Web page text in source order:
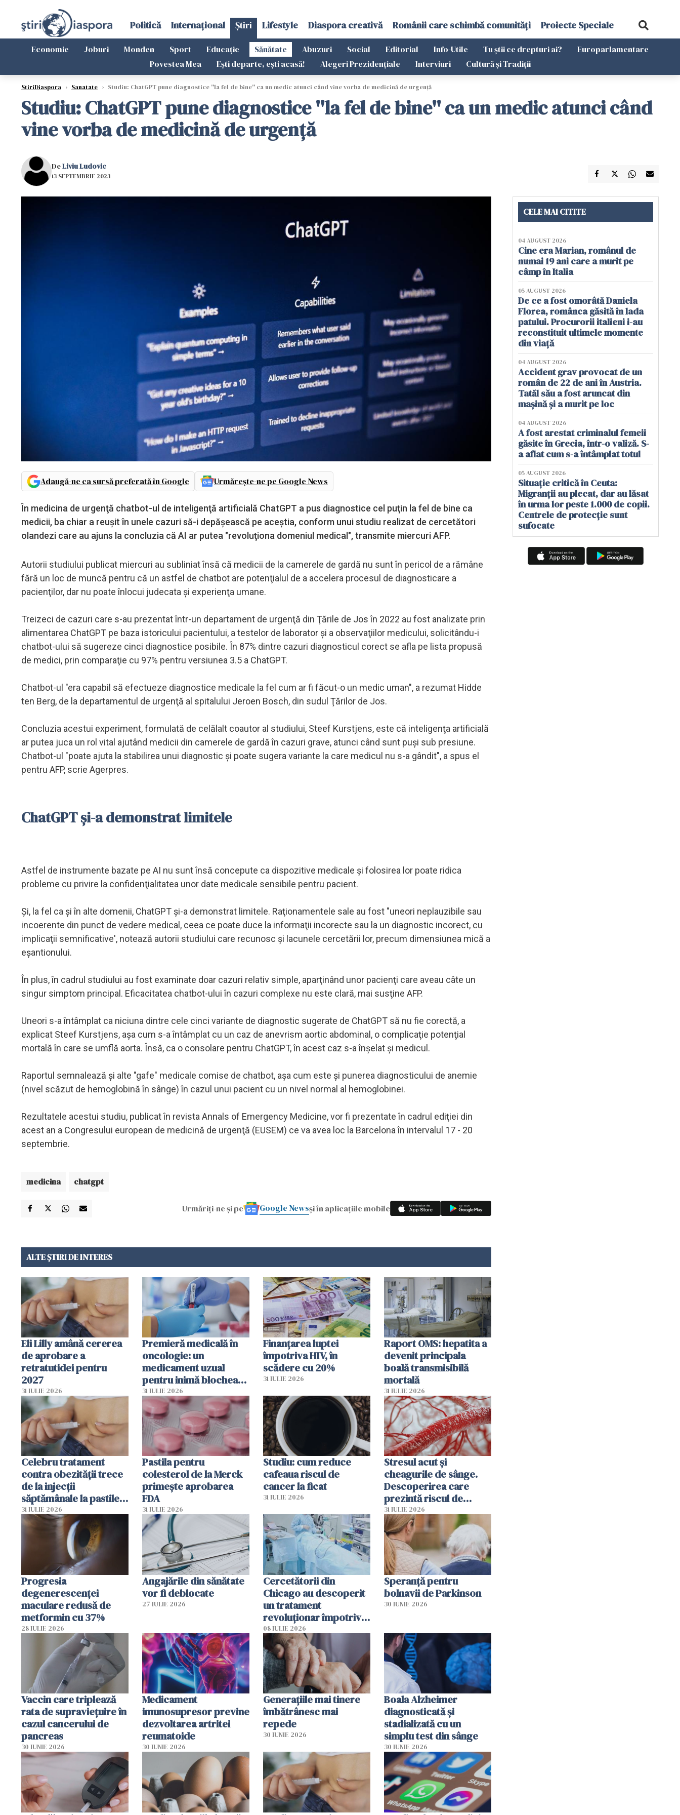
Politică Internațional Știri Lifestyle Diaspora creativă Românii care schimbă comunități Proiecte Speciale
Economie Joburi Monden Sport Educație Sănătate Abuzuri Social Editorial Info-Utile Tu știi ce drepturi ai?
Europarlamentare
Povestea Mea
Ești departe, ești acasă! Alegeri Prezidențiale Interviuri Cultură și Tradiții
StiriDiaspora › Sanatate › Studiu: ChatGPT pune diagnostice ''la fel de bine'' ca un medic atunci când vine vorba de medicină de urgenţă
Studiu: ChatGPT pune diagnostice ''la fel de bine'' ca un medic atunci când
vine vorba de medicină de urgenţă
DeLiviu Ludovic
13 SEPTEMBRIE 2023
Adaugă-ne ca sursă preferată în Google Urmărește-ne pe Google News
În medicina de urgenţă chatbot-ul de inteligenţă artificială ChatGPT a pus diagnostice cel puţin la fel de bine ca
medicii, ba chiar a reuşit în unele cazuri să-i depăşească pe aceştia, conform unui studiu realizat de cercetători
olandezi care au ajuns la concluzia că AI ar putea "revoluţiona domeniul medical", transmite miercuri AFP.
Autorii studiului publicat miercuri au subliniat însă că medicii de la camerele de gardă nu sunt în pericol de a rămâne
fără un loc de muncă pentru că un astfel de chatbot are potenţialul de a accelera procesul de diagnosticare a
pacienţilor, dar nu poate înlocui judecata şi experienţa umane.
Treizeci de cazuri care s-au prezentat într-un departament de urgenţă din Ţările de Jos în 2022 au fost analizate prin
alimentarea ChatGPT pe baza istoricului pacientului, a testelor de laborator şi a observaţiilor medicului, solicitându-i
chatbot-ului să sugereze cinci diagnostice posibile. În 87% dintre cazuri diagnosticul corect se afla pe lista propusă
de medici, prin comparaţie cu 97% pentru versiunea 3.5 a ChatGPT.
Chatbot-ul "era capabil să efectueze diagnostice medicale la fel cum ar fi făcut-o un medic uman", a rezumat Hidde
ten Berg, de la departamentul de urgenţă al spitalului Jeroen Bosch, din sudul Ţărilor de Jos.
Concluzia acestui experiment, formulată de celălalt coautor al studiului, Steef Kurstjens, este că inteligenţa artificială
ar putea juca un rol vital ajutând medicii din camerele de gardă în cazuri grave, atunci când sunt puşi sub presiune.
Chatbot-ul "poate ajuta la stabilirea unui diagnostic şi poate sugera variante la care medicul nu s-a gândit", a spus el
pentru AFP, scrie Agerpres.
ChatGPT şi-a demonstrat limitele
Astfel de instrumente bazate pe AI nu sunt însă concepute ca dispozitive medicale şi folosirea lor poate ridica
probleme cu privire la confidenţialitatea unor date medicale sensibile pentru pacient.
Şi, la fel ca şi în alte domenii, ChatGPT şi-a demonstrat limitele. Raţionamentele sale au fost "uneori neplauzibile sau
incoerente din punct de vedere medical, ceea ce poate duce la informaţii incorecte sau la un diagnostic incorect, cu
implicaţii semnificative', notează autorii studiului care recunosc şi lacunele cercetării lor, precum dimensiunea mică a
eşantionului.
În plus, în cadrul studiului au fost examinate doar cazuri relativ simple, aparţinând unor pacienţi care aveau câte un
singur simptom principal. Eficacitatea chatbot-ului în cazuri complexe nu este clară, mai susţine AFP.
Uneori s-a întâmplat ca niciuna dintre cele cinci variante de diagnostic sugerate de ChatGPT să nu fie corectă, a
explicat Steef Kurstjens, aşa cum s-a întâmplat cu un caz de anevrism aortic abdominal, o complicaţie potenţial
mortală în care se umflă aorta. Însă, ca o consolare pentru ChatGPT, în acest caz s-a înşelat şi medicul.
Raportul semnalează şi alte "gafe" medicale comise de chatbot, aşa cum este şi punerea diagnosticului de anemie
(nivel scăzut de hemoglobină în sânge) în cazul unui pacient cu un nivel normal al hemoglobinei.
Rezultatele acestui studiu, publicat în revista Annals of Emergency Medicine, vor fi prezentate în cadrul ediţiei din
acest an a Congresului european de medicină de urgenţă (EUSEM) ce va avea loc la Barcelona în intervalul 17 - 20
septembrie.
medicina chatgpt
Urmăriți-ne și pe Google Newsși în aplicațiile mobile
ALTE ȘTIRI DE INTERES
Eli Lilly amână cererea
de aprobare a
retratutidei pentru
2027
31 IULIE 2026
Premieră medicală în
oncologie: un
medicament uzual
pentru inimă blochează
dezvoltarea celulelor
canceroase.
31 IULIE 2026
Finanțarea luptei
împotriva HIV, în
scădere cu 20%
31 IULIE 2026
Raport OMS: hepatita a
devenit principala
boală transmisibilă
mortală
31 IULIE 2026
Celebru tratament
contra obezității trece
de la injecții
săptămânale la pastile
zilnice
31 IULIE 2026
Pastila pentru
colesterol de la Merck
primește aprobarea
FDA
31 IULIE 2026
Studiu: cum reduce
cafeaua riscul de
cancer la ficat
31 IULIE 2026
Stresul acut și
cheagurile de sânge.
Descoperirea care
prezintă riscul de
infarct
31 IULIE 2026
Progresia
degenerescenței
maculare redusă de
metformin cu 37%
28 IULIE 2026
Angajările din sănătate
vor fi deblocate
27 IULIE 2026
Cercetătorii din
Chicago au descoperit
un tratament
revoluționar împotriva
cancerului. Sunt
folosite chiar bacteriile
tumorale
08 IULIE 2026
Speranță pentru
bolnavii de Parkinson
30 IUNIE 2026
Vaccin care triplează
rata de supraviețuire în
cazul cancerului de
pancreas
30 IUNIE 2026
Medicament
imunosupresor previne
dezvoltarea artritei
reumatoide
30 IUNIE 2026
Generațiile mai tinere
îmbătrânesc mai
repede
30 IUNIE 2026
Boala Alzheimer
diagnosticată și
stadializată cu un
simplu test din sânge
30 IUNIE 2026
CELE MAI CITITE
04 AUGUST 2026
Cine era Marian, românul de
numai 19 ani care a murit pe
câmp în Italia
05 AUGUST 2026
De ce a fost omorâtă Daniela
Florea, românca găsită în lada
patului. Procurorii italieni i-au
reconstituit ultimele momente
din viață
04 AUGUST 2026
Accident grav provocat de un
român de 22 de ani în Austria.
Tatăl său a fost aruncat din
mașină și a murit pe loc
04 AUGUST 2026
A fost arestat criminalul femeii
găsite în Grecia, într-o valiză. S-
a aflat cum s-a întâmplat totul
05 AUGUST 2026
Situație critică în Ceuta:
Migranții au plecat, dar au lăsat
în urma lor peste 1.000 de copii.
Centrele de protecție sunt
sufocate